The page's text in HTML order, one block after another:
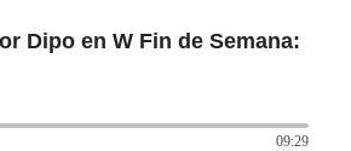
Dipo en W Fin de Semana:
09:29